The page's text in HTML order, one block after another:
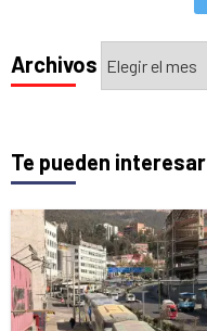
Archivos
Archivos
Te pueden interesar